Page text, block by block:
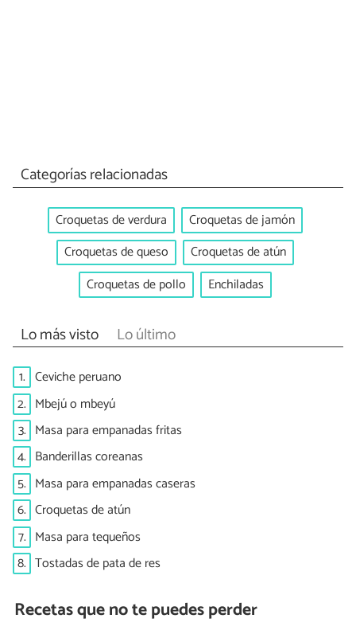
Categorías relacionadas
Croquetas de verdura
Croquetas de jamón
Croquetas de queso
Croquetas de atún
Croquetas de pollo
Enchiladas
Lo más visto Lo último
1. Ceviche peruano
2. Mbejú o mbeyú
3. Masa para empanadas fritas
4. Banderillas coreanas
5. Masa para empanadas caseras
6. Croquetas de atún
7. Masa para tequeños
8. Tostadas de pata de res
Recetas que no te puedes perder